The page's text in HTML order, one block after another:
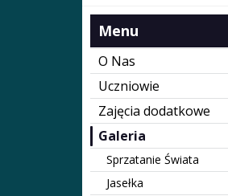
Menu
O Nas
Uczniowie
Zajęcia dodatkowe
Galeria
Sprzatanie Świata
Jasełka